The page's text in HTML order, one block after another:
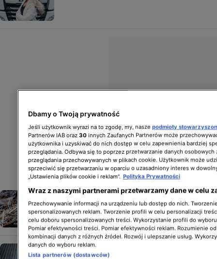
Złomowisko PL 10
Rafał i Grzegorz Collins powracają!
Dbamy o Twoją prywatność
Jeśli użytkownik wyrazi na to zgodę, my, nasze podmioty
Partnerów IAB oraz 30 innych Zaufanych Partnerów może
użytkownika i uzyskiwać do nich dostęp w celu zapewnienia bardziej
przeglądania. Odbywa się to poprzez przetwarzanie danych osobowych
przeglądania przechowywanych w plikach cookie. Użytkownik może
sprzeciwić się przetwarzaniu w oparciu o uzasadniony interes w
„Ustawienia plików cookie i reklam”. Polityka Prywatności
Wraz z naszymi partnerami przetwarzamy dane w celu
Przechowywanie informacji na urządzeniu lub dostęp do nich.
spersonalizowanych reklam. Tworzenie profili w celu personalizacji
celu doboru spersonalizowanych treści. Wykorzystanie profili do
Pomiar efektywności treści. Pomiar efektywności reklam. Rozumienie
kombinacji danych z różnych źródeł. Rozwój i ulepszanie usług.
danych do wyboru reklam.
Lista partnerów (dostawców)